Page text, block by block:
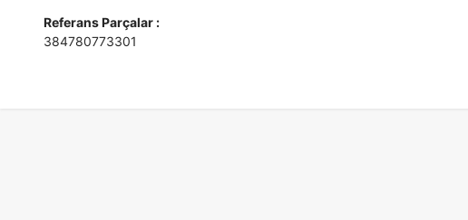
Referans Parçalar :
384780773301